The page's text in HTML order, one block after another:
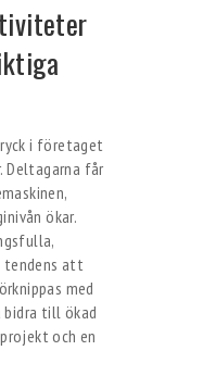
i företaget
Deltagarna får
ökar.
tendens att
med
bidra till ökad
och en